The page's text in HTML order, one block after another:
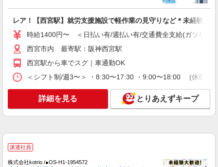
修) 211,200円(介護福祉士､社会福
員､精神保健福祉士､保育士､幼稚園教諭､特別支援
学校教諭､小中高等学校教諭) 介護職員等処遇改
善手当：基本給の10％＋14,100円 処遇改善手当
①介護福祉士資格を有し当事業団正規職員の勤
以外は月額23,000円 住居手当（世帯主のみ）およ
び扶養手当 期末勤勉手当あり
（雇入れ直後）名神あけぼの園 第１：定員
40名（就労継続支援B型20名、生活介護20名）、
第２：定員40名（就労継続支援B型）の障がい
者施設 兵庫県西宮市津門大箇町2-13 （変更の範
人事異動することがあります。勤務場所により、
勤務日又は勤務時間を変更する場合があります。
キープ 詳細を見る
正社員
介護老人保健施設での介護職員
月給238,500円〜272,500円 ※経験・能力によ
る ※一律諸手当含む ※夜勤手当（1回9,500円×4
回）含む ※介護福祉士手当 10,000円
介護老人保健施設 シルバーハウス （兵庫県
レア！【西宮駅】就労支援施設で軽作業の見守りなど＊未経験OK
時給1400円〜 ＜日払い有/週払い有/交通費全支給(ガソリン
西宮市内 最寄駅：阪神西宮駅
西宮駅から車でスグ｜車通勤OK
＜シフト制/週3〜＞ ・8:30〜17:30 ・9:00〜18:00 (休憩1h
詳細を見る とりあえずキープ
派遣社員
株式会社kotrio /●OS-H1-1954572